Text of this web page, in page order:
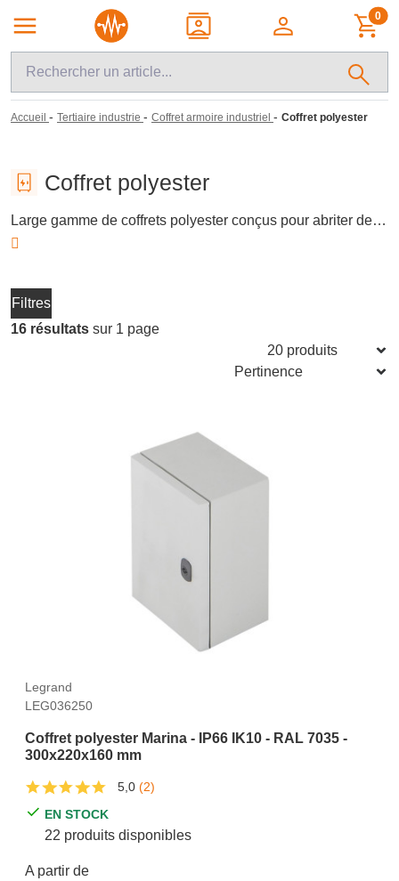
0
Accueil - Tertiaire industrie - Coffret armoire industriel - Coffret polyester
Coffret polyester
Large gamme de coffrets polyester conçus pour abriter des dispositifs électriques et électroniques dans des environnements industriels et tertiaires. Ces coffrets offrent une excellente résistance aux conditions environnementales difficiles, notamment aux rayons UV, à l'humidité et aux produits chimiques, tout en assurant une isolation électrique supérieure. Idéals pour une utilisation extérieure, ils garantissent protection et durabilité.
Filtres
16 résultats sur 1 page
Legrand
LEG036250
Coffret polyester Marina - IP66 IK10 - RAL 7035 -
300x220x160 mm
5,0 (2)
EN STOCK
22 produits disponibles
A partir de